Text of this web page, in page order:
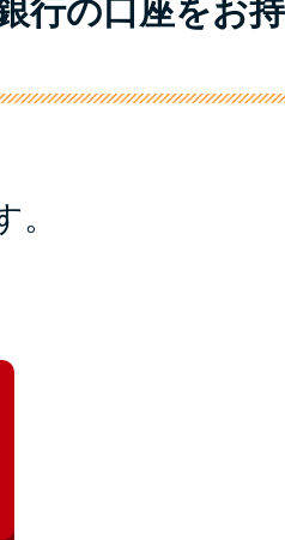
りる方法がある？
学生がお金を借りる方法は
行の口座をお